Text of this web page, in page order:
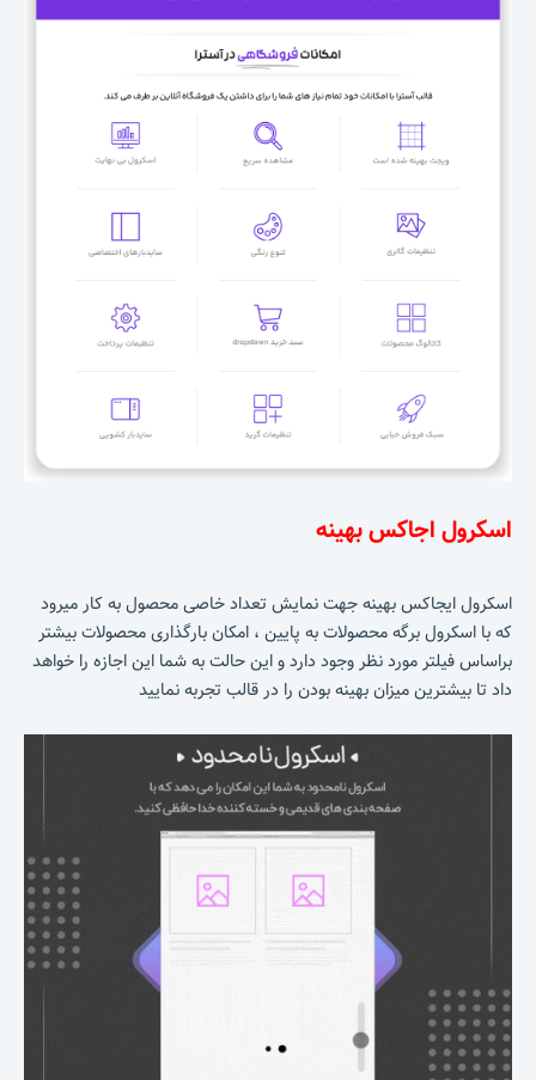
اسکرول اجاکس بهینه
اسکرول ایجاکس بهینه جهت نمایش تعداد خاصی محصول به کار میرود
که با اسکرول برگه محصولات به پایین ، امکان بارگذاری محصولات بیشتر
براساس فیلتر مورد نظر وجود دارد و این حالت به شما این اجازه را خواهد
داد تا بیشترین میزان بهینه بودن را در قالب تجربه نمایید